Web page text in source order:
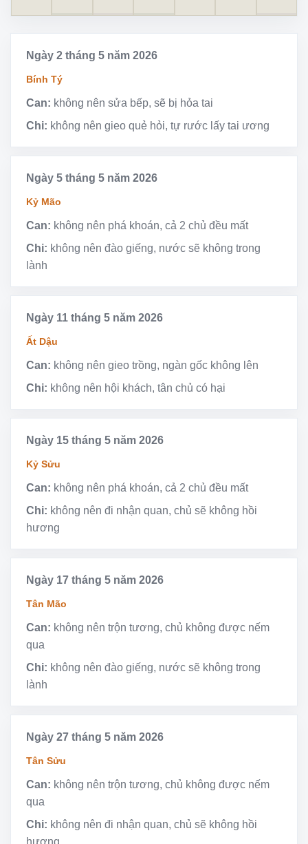
Ngày 2 tháng 5 năm 2026
Bính Tý
Can: không nên sửa bếp, sẽ bị hỏa tai
Chi: không nên gieo quẻ hỏi, tự rước lấy tai ương
Ngày 5 tháng 5 năm 2026
Kỷ Mão
Can: không nên phá khoán, cả 2 chủ đều mất
Chi: không nên đào giếng, nước sẽ không trong
lành
Ngày 11 tháng 5 năm 2026
Ất Dậu
Can: không nên gieo trồng, ngàn gốc không lên
Chi: không nên hội khách, tân chủ có hại
Ngày 15 tháng 5 năm 2026
Kỷ Sửu
Can: không nên phá khoán, cả 2 chủ đều mất
Chi: không nên đi nhận quan, chủ sẽ không hồi
hương
Ngày 17 tháng 5 năm 2026
Tân Mão
Can: không nên trộn tương, chủ không được nếm
qua
Chi: không nên đào giếng, nước sẽ không trong
lành
Ngày 27 tháng 5 năm 2026
Tân Sửu
Can: không nên trộn tương, chủ không được nếm
qua
Chi: không nên đi nhận quan, chủ sẽ không hồi
hương